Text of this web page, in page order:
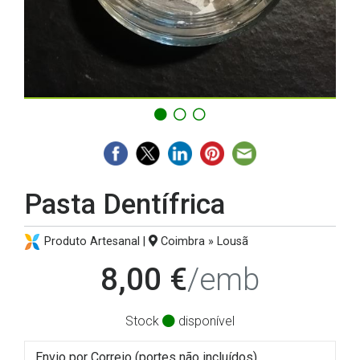
Pasta Dentífrica
Produto Artesanal | Coimbra » Lousã
8,00 €/emb
Stock disponível